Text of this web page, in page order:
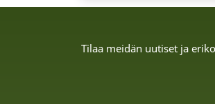
Tilaa meidän uutiset ja